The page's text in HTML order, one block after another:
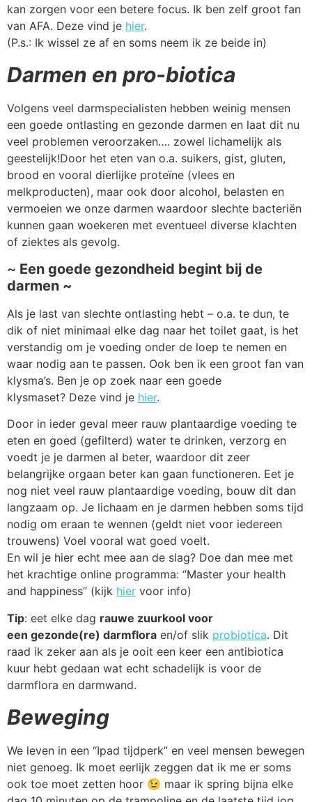
kan zorgen voor een betere focus. Ik ben zelf groot fan
van AFA. Deze vind je hier.
(P.s.: Ik wissel ze af en soms neem ik ze beide in)
Darmen en pro-biotica
Volgens veel darmspecialisten hebben weinig mensen
een goede ontlasting en gezonde darmen en laat dit nu
veel problemen veroorzaken…. zowel lichamelijk als
geestelijk!Door het eten van o.a. suikers, gist, gluten,
brood en vooral dierlijke proteïne (vlees en
melkproducten), maar ook door alcohol, belasten en
vermoeien we onze darmen waardoor slechte bacteriën
kunnen gaan woekeren met eventueel diverse klachten
of ziektes als gevolg.
~ Een goede gezondheid begint bij de
darmen ~
Als je last van slechte ontlasting hebt – o.a. te dun, te
dik of niet minimaal elke dag naar het toilet gaat, is het
verstandig om je voeding onder de loep te nemen en
waar nodig aan te passen. Ook ben ik een groot fan van
klysma’s. Ben je op zoek naar een goede
klysmaset? Deze vind je hier.
Door in ieder geval meer rauw plantaardige voeding te
eten en goed (gefilterd) water te drinken, verzorg en
voedt je je darmen al beter, waardoor dit zeer
belangrijke orgaan beter kan gaan functioneren. Eet je
nog niet veel rauw plantaardige voeding, bouw dit dan
langzaam op. Je lichaam en je darmen hebben soms tijd
nodig om eraan te wennen (geldt niet voor iedereen
trouwens) Voel vooral wat goed voelt.
En wil je hier echt mee aan de slag? Doe dan mee met
het krachtige online programma: “Master your health
and happiness” (kijk hier voor info)
Tip: eet elke dag rauwe zuurkool voor
een gezonde(re) darmflora en/of slik probiotica. Dit
raad ik zeker aan als je ooit een keer een antibiotica
kuur hebt gedaan wat echt schadelijk is voor de
darmflora en darmwand.
Beweging
We leven in een “Ipad tijdperk” en veel mensen bewegen
niet genoeg. Ik moet eerlijk zeggen dat ik me er soms
ook toe moet zetten hoor 😉 maar ik spring bijna elke